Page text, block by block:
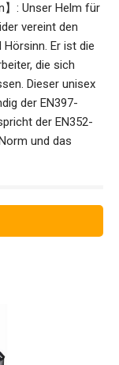
】: Unser Helm für
vereint den
Er ist die
die sich
Dieser unisex
der EN397-
der EN352-
und das